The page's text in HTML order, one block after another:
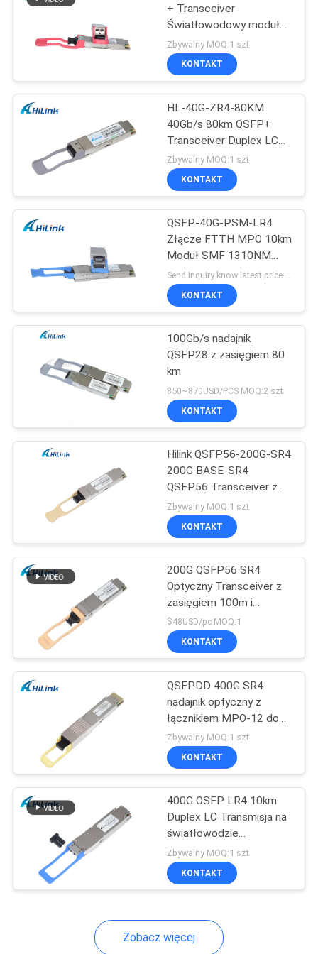
Nadajnik XFP
QSFP + Nadajnik
Bezpośrednie
zamocowanie kabla
miedzowego
Aktywny kabel
optyczny
102
Fiber Media
Converter
Mechaniczny
przełącznik
optyczny
34
+ Transceiver
Światłowodowy moduł
nadawczo-odbiorczy
LVTTL
Zbywalny MOQ:1 szt
KONTAKT
HL-40G-ZR4-80KM
40Gb/s 80km QSFP+
Transceiver Duplex LC
Single mode DOM
Zbywalny MOQ:1 szt
KONTAKT
QSFP-40G-PSM-LR4
Złącze FTTH MPO 10km
Moduł SMF 1310NM
GBIC
Send Inquiry know latest price MOQ:1 sztuk
KONTAKT
100Gb/s nadajnik
QSFP28 z zasięgiem 80
km
850~870USD/PCS MOQ:2 szt
KONTAKT
Hilink QSFP56-200G-SR4
200G BASE-SR4
QSFP56 Transceiver z
850nm Multi-mode i
Diagnostic Monitoring
Zbywalny MOQ:1 szt
KONTAKT
200G QSFP56 SR4
Optyczny Transceiver z
zasięgiem 100m i
pojedynczym złączem
MPO12 do szybkiej
transmisji danych
$48USD/pc MOQ:1
KONTAKT
QSFPDD 400G SR4
nadajnik optyczny z
łącznikiem MPO-12 do
transmisji 100m
Zbywalny MOQ:1 szt
KONTAKT
400G OSFP LR4 10km
Duplex LC Transmisja na
światłowodzie
jednomodowym (SMF)
Moduł OSFP
Zbywalny MOQ:1 szt
KONTAKT
Zobacz więcej